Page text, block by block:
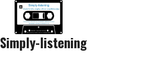
Simply-listening